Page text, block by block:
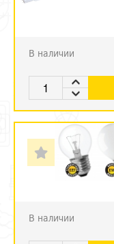
В наличии
В наличии